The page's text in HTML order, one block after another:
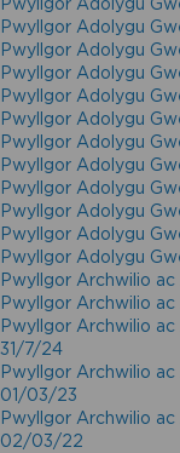
Pwyllgor Adolygu
Pwyllgor Adolygu
Pwyllgor Adolygu
Pwyllgor Adolygu
Pwyllgor Adolygu
Pwyllgor Adolygu
Pwyllgor Adolygu
Pwyllgor Adolygu
Pwyllgor Adolygu
Pwyllgor Adolygu
Pwyllgor Adolygu
Pwyllgor Archwilio
Pwyllgor Archwilio
Pwyllgor Archwilio
31/7/24
Pwyllgor Archwilio
01/03/23
Pwyllgor Archwilio
02/03/22